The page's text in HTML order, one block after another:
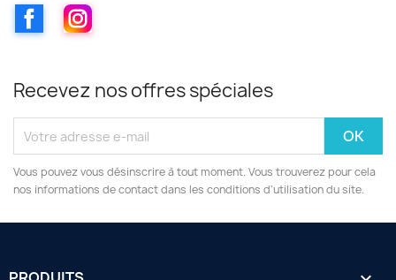
FacebookInstagram
Recevez nos offres spéciales
Vous pouvez vous désinscrire à tout moment. Vous trouverez pour cela
nos informations de contact dans les conditions d'utilisation du site.